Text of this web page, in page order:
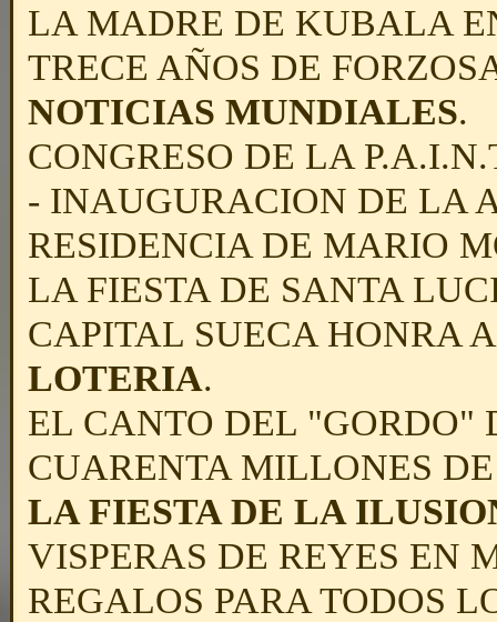
LA MADRE DE KUBALA
TRECE AÑOS DE
NOTICIAS MUNDIALES.
CONGRESO DE LA
- INAUGURACION DE LA
RESIDENCIA DE MARIO
LA FIESTA DE SANTA
CAPITAL SUECA HONRA
LOTERIA.
EL CANTO DEL "GORDO"
CUARENTA MILLONES DE
LA FIESTA DE LA
VISPERAS DE REYES EN
REGALOS PARA TODOS